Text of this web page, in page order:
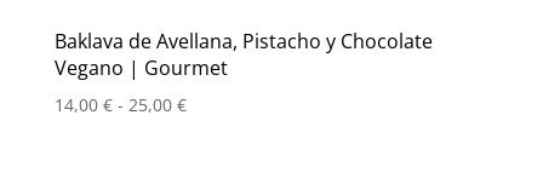
Baklava de Avellana, Pistacho y Chocolate
Vegano | Gourmet
14,00 € - 25,00 €Rango